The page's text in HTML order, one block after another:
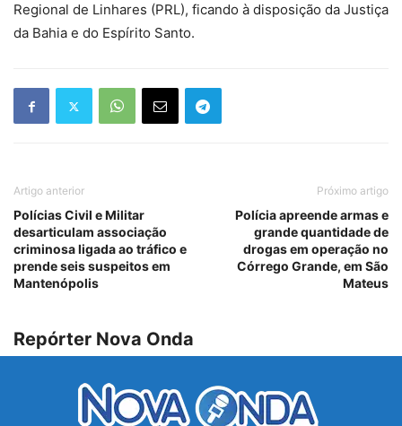
Regional de Linhares (PRL), ficando à disposição da Justiça
da Bahia e do Espírito Santo.
Artigo anterior
Polícias Civil e Militar
desarticulam associação
criminosa ligada ao tráfico e
prende seis suspeitos em
Mantenópolis
Próximo artigo
Polícia apreende armas e
grande quantidade de
drogas em operação no
Córrego Grande, em São
Mateus
Repórter Nova Onda